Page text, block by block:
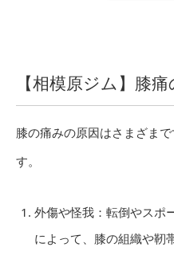
【相模原ジム】膝
膝の痛みの原因はさまざま
す。
外傷や怪我：転倒やスポ
によって、膝の組織や靭